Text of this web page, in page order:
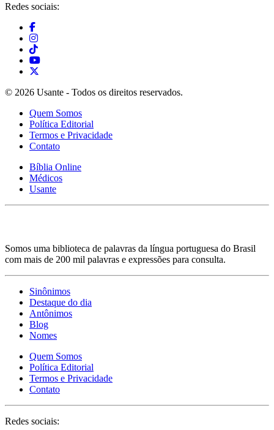
Redes sociais:
© 2026 Usante - Todos os direitos reservados.
Quem Somos
Política Editorial
Termos e Privacidade
Contato
Bíblia Online
Médicos
Usante
Somos uma biblioteca de palavras da língua portuguesa do Brasil
com mais de 200 mil palavras e expressões para consulta.
Sinônimos
Destaque do dia
Antônimos
Blog
Nomes
Quem Somos
Política Editorial
Termos e Privacidade
Contato
Redes sociais: